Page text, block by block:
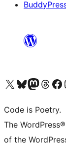
Bezoek ons X (voorheen Twitter) account
Bezoek onze Bluesky account
Bezoek ons Mastodon
Bezoek onze
Onze
Code is Poetry.
The
of the